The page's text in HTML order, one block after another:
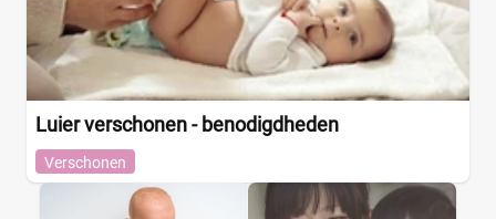
Luier verschonen - benodigdheden
Verschonen